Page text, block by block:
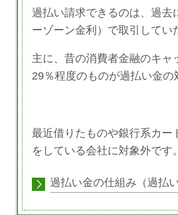
過払い請求できるのは、過去
ーゾーン金利）で取引してい
主に、昔の消費者金融のキ
29％程度のものが過払い金の
最近借りたものや銀行系カ
をしている会社に対象外です。
過払い金の仕組み（過払